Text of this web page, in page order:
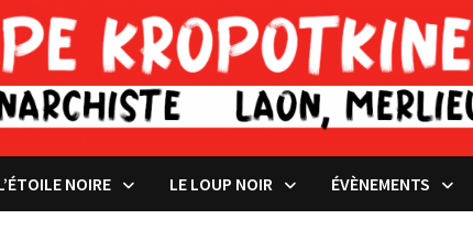
NOIRE LE LOUP NOIR ÉVÈNEMENTS